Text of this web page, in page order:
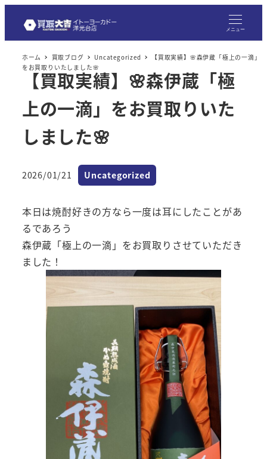
メニュー
ホーム 買取ブログ Uncategorized
【買取実績】🌸森伊蔵「極上の一滴」
をお買取りいたしました🌸
【買取実績】🌸森伊蔵「極
上の一滴」をお買取りいた
しました🌸
投稿日
2026/01/21 カテゴリー
Uncategorized
本日は焼酎好きの方なら一度は耳にしたことがあ
るであろう
森伊蔵「極上の一滴」をお買取りさせていただき
ました！